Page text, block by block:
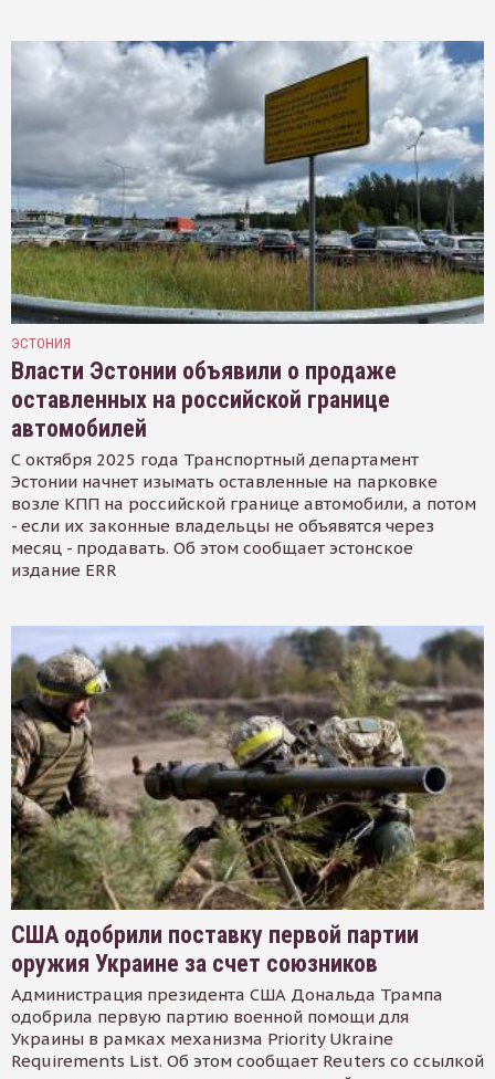
ЭСТОНИЯ
Власти Эстонии объявили о продаже
оставленных на российской границе
автомобилей
С октября 2025 года Транспортный департамент
Эстонии начнет изымать оставленные на парковке
возле КПП на российской границе автомобили, а потом
- если их законные владельцы не объявятся через
месяц - продавать. Об этом сообщает эстонское
издание ERR
США одобрили поставку первой партии
оружия Украине за счет союзников
Администрация президента США Дональда Трампа
одобрила первую партию военной помощи для
Украины в рамках механизма Priority Ukraine
Requirements List. Об этом сообщает Reuters со ссылкой